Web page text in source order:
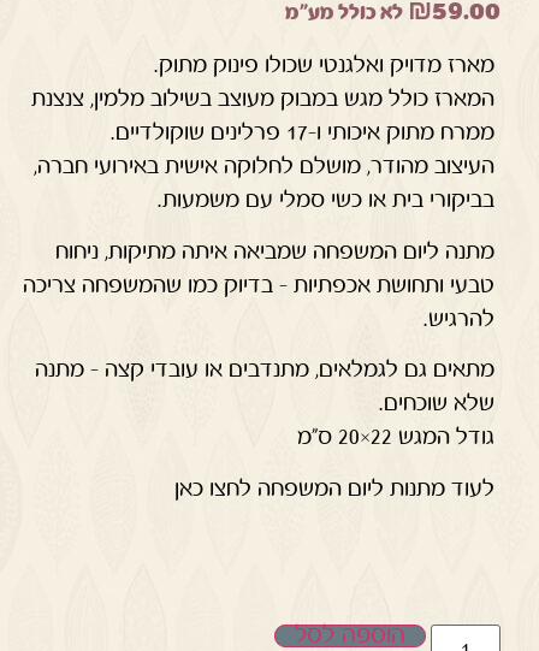
₪59.00 לא כולל מע"מ
מארז מדויק ואלגנטי שכולו פינוק מתוק.
המארז כולל מגש במבוק מעוצב בשילוב מלמין, צנצנת
ממרח מתוק איכותי ו-17 פרלינים שוקולדיים.
העיצוב מהודר, מושלם לחלוקה אישית באירועי חברה,
בביקורי בית או כשי סמלי עם משמעות.
מתנה ליום המשפחה שמביאה איתה מתיקות, ניחוח
טבעי ותחושת אכפתיות – בדיוק כמו שהמשפחה צריכה
להרגיש.
מתאים גם לגמלאים, מתנדבים או עובדי קצה – מתנה
שלא שוכחים.
גודל המגש 22×20 ס"מ
לעוד מתנות ליום המשפחה לחצו כאן
הוספה לסל